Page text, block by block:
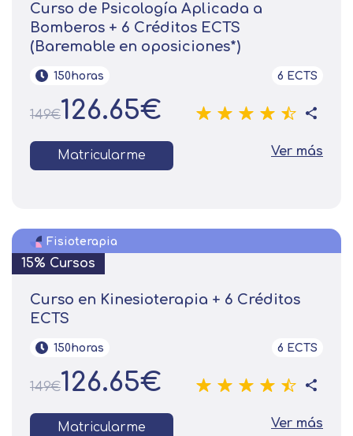
Curso de Psicología Aplicada a
Bomberos + 6 Créditos ECTS
(Baremable en oposiciones*)
150horas 6 ECTS
149€126.65€
Matricularme Ver más
Fisioterapia
15% Cursos
Curso en Kinesioterapia + 6 Créditos
ECTS
150horas 6 ECTS
149€126.65€
Matricularme Ver más